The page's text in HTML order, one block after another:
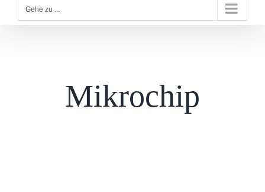
Gehe zu ...
Mikrochip